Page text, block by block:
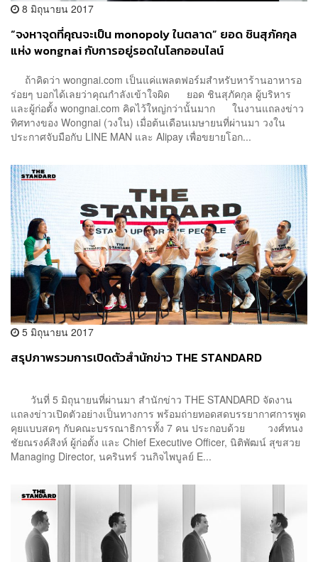
8 มิถุนายน 2017
“จงหาจุดที่คุณจะเป็น monopoly ในตลาด” ยอด ชินสุภัคกุล
แห่ง wongnai กับการอยู่รอดในโลกออนไลน์
ถ้าคิดว่า wongnai.com เป็นแค่แพลตฟอร์มสำหรับหาร้านอาหารอ
ร่อยๆ บอกได้เลยว่าคุณกำลังเข้าใจผิด ยอด ชินสุภัคกุล ผู้บริหาร
และผู้ก่อตั้ง wongnai.com คิดไว้ใหญ่กว่านั้นมาก ในงานแถลงข่าว
ทิศทางของ Wongnai (วงใน) เมื่อต้นเดือนเมษายนที่ผ่านมา วงใน
ประกาศจับมือกับ LINE MAN และ Alipay เพื่อขยายโอก...
5 มิถุนายน 2017
สรุปภาพรวมการเปิดตัวสำนักข่าว THE STANDARD
วันที่ 5 มิถุนายนที่ผ่านมา สำนักข่าว THE STANDARD จัดงาน
แถลงข่าวเปิดตัวอย่างเป็นทางการ พร้อมถ่ายทอดสดบรรยากาศการพูด
คุยแบบสดๆ กับคณะบรรณาธิการทั้ง 7 คน ประกอบด้วย วงศ์ทนง
ชัยณรงค์สิงห์ ผู้ก่อตั้ง และ Chief Executive Officer, นิติพัฒน์ สุขสวย
Managing Director, นครินทร์ วนกิจไพบูลย์ E...